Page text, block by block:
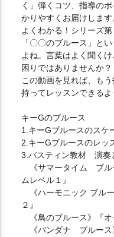
く」弾くコツ、指導の
かりやすくお届けします
よくわかる！シリーズ第
「〇〇のブルース」と
よね。言葉はよく聞く
困りではありませんか？
この動画を見れば、も
持ってレッスンできるよ
キーGのブルース
1.キーGブルースのスケ
2.キーGブルースのレッ
3.バスティン教材 演奏
《サマータイム ブル
ムレベル１』
《ハーモニック ブル
２』
《鳥のブルース》『
《バンダナ ブルース